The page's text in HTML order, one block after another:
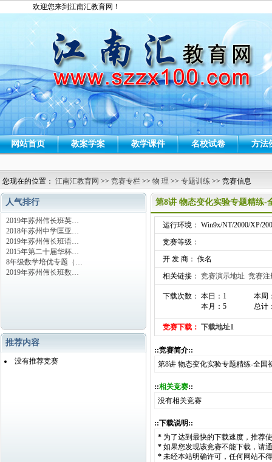
欢迎您来到江南汇教育网！
网站首页 教案学案 教学课件 名校试卷 方法
您现在的位置： 江南汇教育网 >> 竞赛专栏 >> 物 理 >> 专题训练 >> 竞赛信息
人气排行
2019年苏州伟长班英…
2018年苏州中学匡亚…
2019年苏州伟长班语…
2015年第二十届华杯…
8年级数学培优专题（…
2019年苏州伟长班数…
推荐内容
没有推荐竞赛
第8讲 物态变化实验专题精练-
运行环境： Win9x/NT/2000/XP/
竞赛等级：
开 发 商： 佚名
相关链接： 竞赛演示地址 竞赛注
下载次数： 本日：1
本月：5
本周
总计
竞赛下载： 下载地址1
::竞赛简介::
第8讲 物态变化实验专题精练-全国
::相关竞赛::
没有相关竞赛
::下载说明::
* 为了达到最快的下载速度，推荐
* 如果您发现该竞赛不能下载，请
* 未经本站明确许可，任何网站不